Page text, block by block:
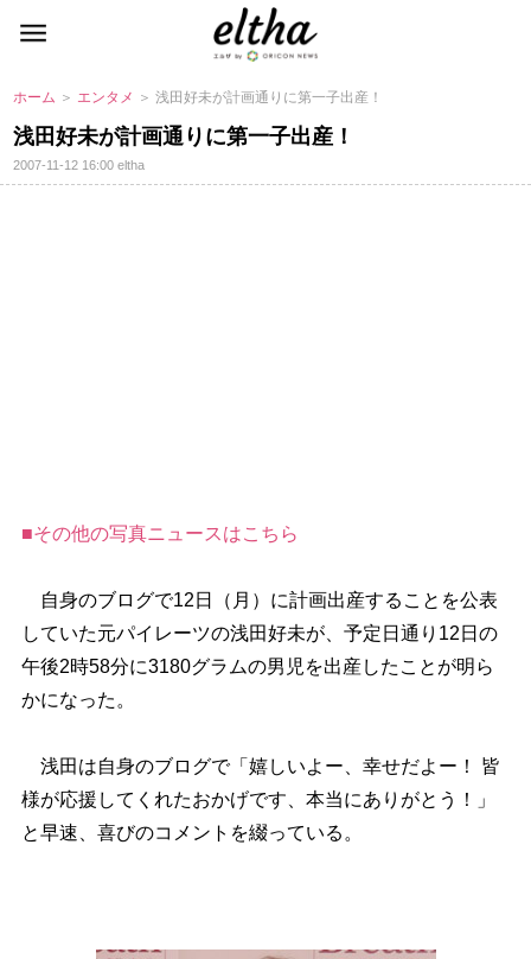
ホーム ＞ エンタメ ＞ 浅田好未が計画通りに第一子出産！
浅田好未が計画通りに第一子出産！
2007-11-12 16:00eltha
■その他の写真ニュースはこちら
自身のブログで12日（月）に計画出産することを公表
していた元パイレーツの浅田好未が、予定日通り12日の
午後2時58分に3180グラムの男児を出産したことが明ら
かになった。
浅田は自身のブログで「嬉しいよー、幸せだよー！ 皆
様が応援してくれたおかげです、本当にありがとう！」
と早速、喜びのコメントを綴っている。